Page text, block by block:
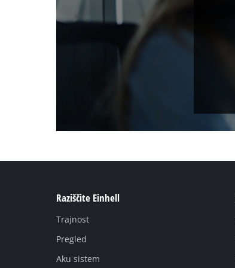
Raziščite Einhell
Trajnost
Pregled
Aku sistem